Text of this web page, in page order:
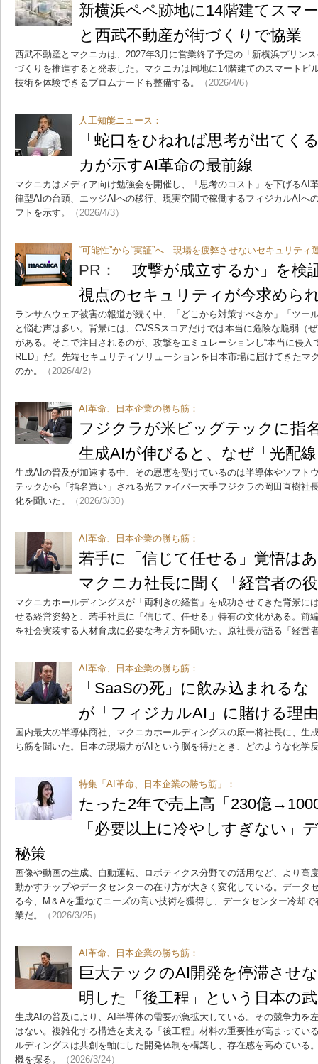
新横浜ペペ跡地に14階建てス
と西武不動産が街づくりで協業
西武不動産とマクニカは、2027年3月に営業終了予定の「新横浜プリン
づくりを推進すると発表した。マクニカは同地に14階建てのスマートビ
技術を体験できるプロムナードも整備する。
（2026/4/6）
人工知能ニュース：
「蛇口をひねれば思考が出て
カが示すAI革命の最前線
マクニカはメディア向け勉強会を開催し、「思考のコスト」を下げるAI
律型AIの台頭、エッジAIへの移行、現実空間で稼働するフィジカルAIへ
フトを示す。
（2026/4/3）
“可能性”から“実証”へ 現場を疲弊させないセキュリティ
PR：
「攻撃が成立するか」を
視点のセキュリティが今求めら
ランサムウェア被害の報道が続く中、「どこから対策すべきか」「ツー
と悩む声は多い。背景には、CVSSスコアだけでは本当に危険な脆弱（
がある。そこで注目されるのが、攻撃をエミュレーションし“本当に侵入
RED」だ。先端セキュリティソリューションを日本市場に届けてきたマ
のか。
（2026/4/2）
AI革命、日本企業の勝ち筋：
フジクラが米ビッグテックに
生成AIが伸びると、なぜ「光配
生成AIの普及が加速する中、その恩恵を受けているのは半導体やソフト
テックから「指名買い」される光ファイバー大手フジクラの岡田直樹社
化を聞いた。
（2026/3/30）
AI革命、日本企業の勝ち筋：
若手に「信じて任せる」覚悟は
マクニカ社長に聞く「経営者の
マクニカホールディングスが「両利きの経営」を成功させてきた背景に
せる経営姿勢と、若手社員に「信じて、任せる」特有の文化がある。前
を社会実装する人材育成に必要な考え方を聞いた。原社長が語る「経営
AI革命、日本企業の勝ち筋：
「SaaSの死」に飲み込まれる
が「フィジカルAI」に賭ける理由
国内最大の半導体商社、マクニカホールディングスの原一将社長に、生
ち筋を聞いた。日本の現場力がAIという脳を得たとき、どのような化学
特集「AI革命、日本企業の勝ち筋」：
たった2年で売上高「230億
「必要以上に冷やしすぎない」
秘策
画像や動画の生成、自動運転、ロボティクス分野での活用など、より高
動かすチップやデータセンターの在り方が大きく変化している。データ
る今、M＆Aを重ねてニーズの高い技術を獲得し、データセンター冷却
業だ。
（2026/3/25）
AI革命、日本企業の勝ち筋：
巨大テックのAI開発を停滞させ
明した「後工程」という日本の
生成AIの普及により、AI半導体の需要が急拡大している。その競争力を
はない。複雑化する構造を支える「後工程」材料の重要性が高まってい
ルディングスは共創を軸にした開発体制を構築し、存在感を高めている
機を探る。
（2026/3/24）